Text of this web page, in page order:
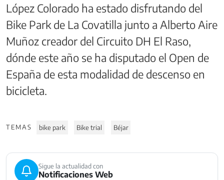
López Colorado ha estado disfrutando del
Bike Park de La Covatilla junto a Alberto Aire
Muñoz creador del Circuito DH El Raso,
dónde este año se ha disputado el Open de
España de esta modalidad de descenso en
bicicleta.
TEMAS bike park Bike trial Béjar
Sigue la actualidad con
Notificaciones Web